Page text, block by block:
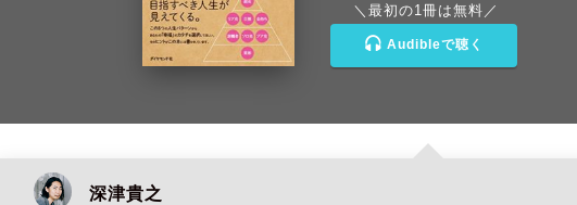
＼最初の1冊は無料／
Audibleで聴く
深津貴之